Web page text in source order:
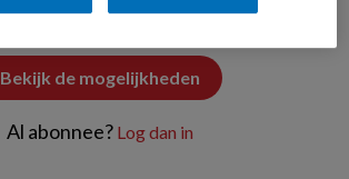
Bekijk de mogelijkheden
Al abonnee? Log dan in